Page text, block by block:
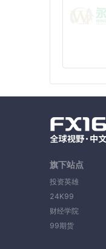
旗下站点
投资英雄
24K99
财经学院
99期货